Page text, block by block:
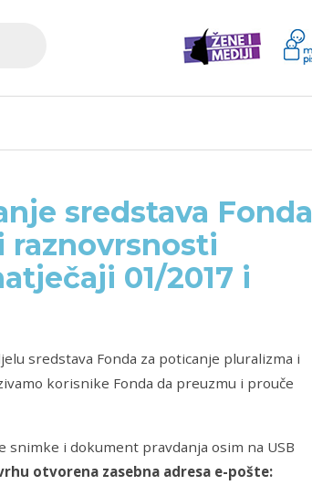
sredstava Fonda
raznovrsnosti
01/2017 i
sredstava Fonda za poticanje pluralizma i
korisnike Fonda da preuzmu i prouče
snimke i dokument pravdanja osim na USB
otvorena zasebna adresa e-pošte: